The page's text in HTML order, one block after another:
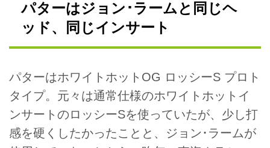
パターはジョン･ラームと同じヘ
ッド、同じインサート
パターはホワイトホットOG ロッシーS プロト
タイプ。元々は通常仕様のホワイトホットイ
ンサートのロッシーSを使っていたが、少し打
感を硬くしたかったことと、ジョン･ラームが